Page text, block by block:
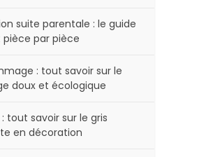
suite parentale : le guide
par pièce
: tout savoir sur le
doux et écologique
: tout savoir sur le gris
en décoration